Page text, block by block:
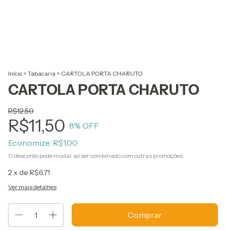
Início > Tabacaria > CARTOLA PORTA CHARUTO
CARTOLA PORTA CHARUTO
R$12,50
R$11,50 8% OFF
Economize: R$1,00
O desconto pode mudar ao ser combinado com outras promoções.
2x de R$6,71
Ver mais detalhes